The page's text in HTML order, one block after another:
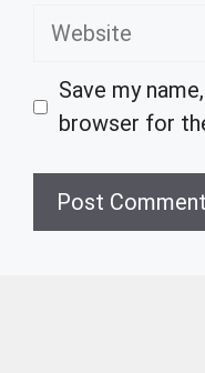
Website
Save my
browser for